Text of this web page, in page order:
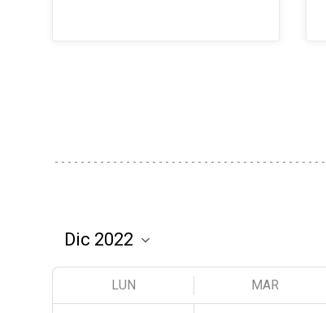
LUN MAR